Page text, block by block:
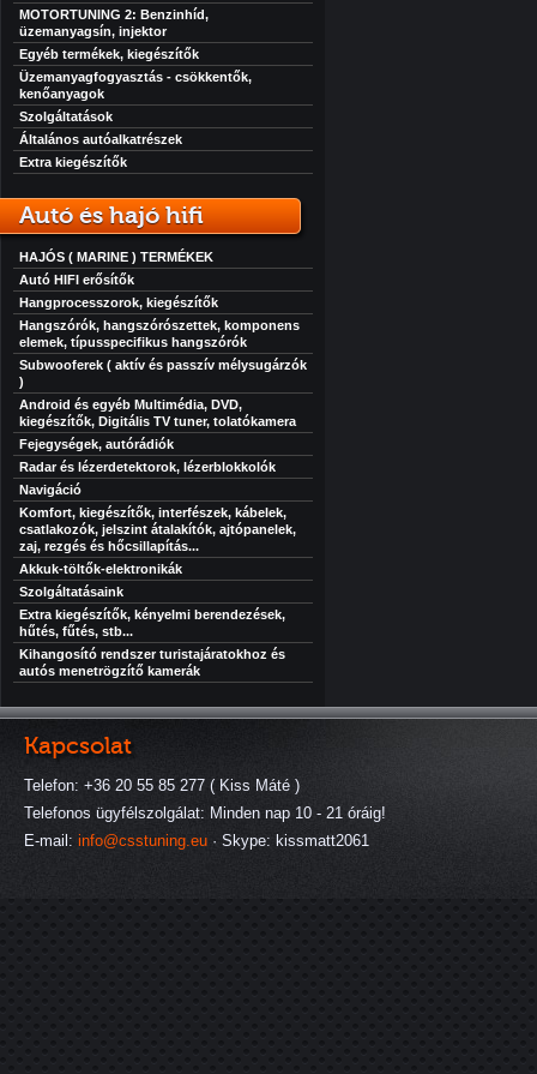
MOTORTUNING 2: Benzinhíd,
üzemanyagsín, injektor
Egyéb termékek, kiegészítők
Üzemanyagfogyasztás - csökkentők,
kenőanyagok
Szolgáltatások
Általános autóalkatrészek
Extra kiegészítők
Autó és hajó hifi
HAJÓS ( MARINE ) TERMÉKEK
Autó HIFI erősítők
Hangprocesszorok, kiegészítők
Hangszórók, hangszórószettek, komponens
elemek, típusspecifikus hangszórók
Subwooferek ( aktív és passzív mélysugárzók
)
Android és egyéb Multimédia, DVD,
kiegészítők, Digitális TV tuner, tolatókamera
Fejegységek, autórádiók
Radar és lézerdetektorok, lézerblokkolók
Navigáció
Komfort, kiegészítők, interfészek, kábelek,
csatlakozók, jelszint átalakítók, ajtópanelek,
zaj, rezgés és hőcsillapítás...
Akkuk-töltők-elektronikák
Szolgáltatásaink
Extra kiegészítők, kényelmi berendezések,
hűtés, fűtés, stb...
Kihangosító rendszer turistajáratokhoz és
autós menetrögzítő kamerák
Kapcsolat
Telefon: +36 20 55 85 277 ( Kiss Máté )
Telefonos ügyfélszolgálat: Minden nap 10 - 21 óráig!
E-mail: info@csstuning.eu · Skype: kissmatt2061